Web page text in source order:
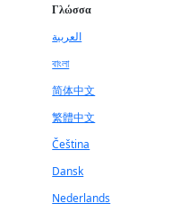
Γλώσσα
العربية
বাংলা
简体中文
繁體中文
Čeština
Dansk
Nederlands